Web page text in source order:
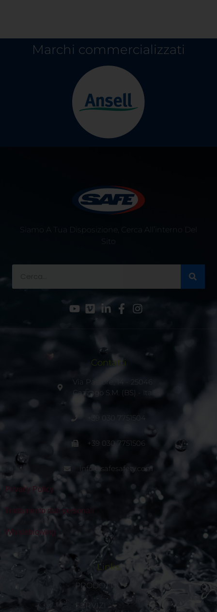
Marchi commercializzati
Siamo A Tua Disposizione, Cerca All’interno Del
Sito
Contatti
Via Pastore, 14 - 25046
Cazzago S.M. (BS) - Italia
+39 030 7751504
+39 030 7751506
info@safesafety.com
Privacy Policy
Trattamento dati personali
Whisleblowing
Links
PRODOTTI
SERVIZI